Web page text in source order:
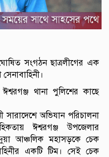
ঘোষিত সংগঠন ছাত্রলীগের এক
থানা পুলিশের কাছে
সারাদেশে অভিযান পরিচালনা
ঈশ্বরগঞ্জ উপজেলার
আঞ্চলিক মহাসড়কে চেক
একটি টিম। সেই চেক